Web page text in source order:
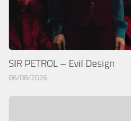
SIR PETROL – Evil Design
06/08/2026